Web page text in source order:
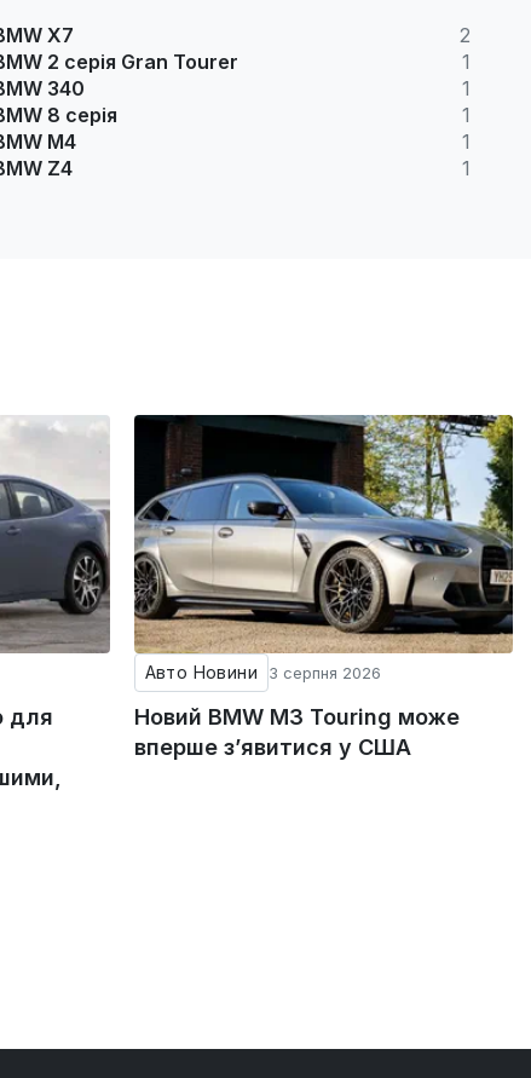
X7
2
2 серія Gran Tourer
1
340
1
8 серія
1
M4
1
Z4
1
для
Авто Новини 3 серпня 2026
Новий BMW M3 Touring може
вперше з’явитися у США